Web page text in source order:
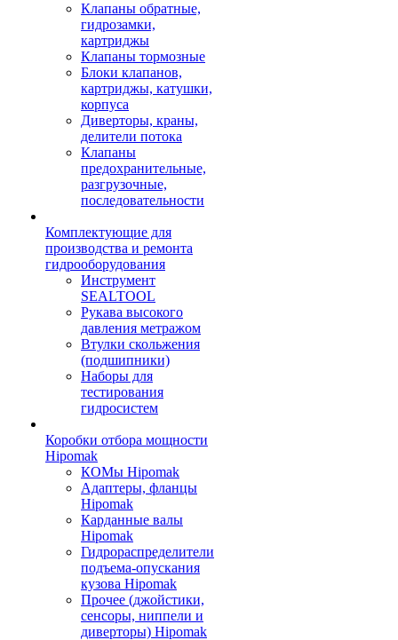
Клапаны обратные,
гидрозамки,
картриджы
Клапаны тормозные
Блоки клапанов,
картриджы, катушки,
корпуса
Диверторы, краны,
делители потока
Клапаны
предохранительные,
разгрузочные,
последовательности
Комплектующие для
производства и ремонта
гидрооборудования
Инструмент
SEALTOOL
Рукава высокого
давления метражом
Втулки скольжения
(подшипники)
Наборы для
тестирования
гидросистем
Коробки отбора мощности
Hipomak
КОМы Hipomak
Адаптеры, фланцы
Hipomak
Карданные валы
Hipomak
Гидрораспределители
подъема-опускания
кузова Hipomak
Прочее (джойстики,
сенсоры, ниппели и
диверторы) Hipomak